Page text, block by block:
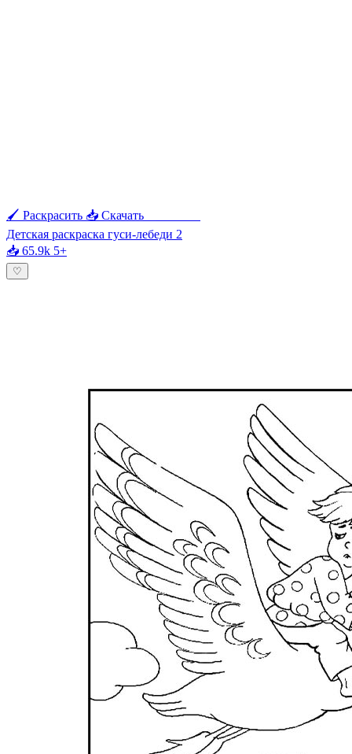
🖌 Раскрасить 📥 Скачать
Детская раскраска гуси-лебеди 2
📥 65.9k 5+
♡